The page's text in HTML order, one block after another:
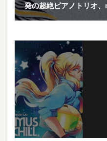
発の超絶ピアノトリオ